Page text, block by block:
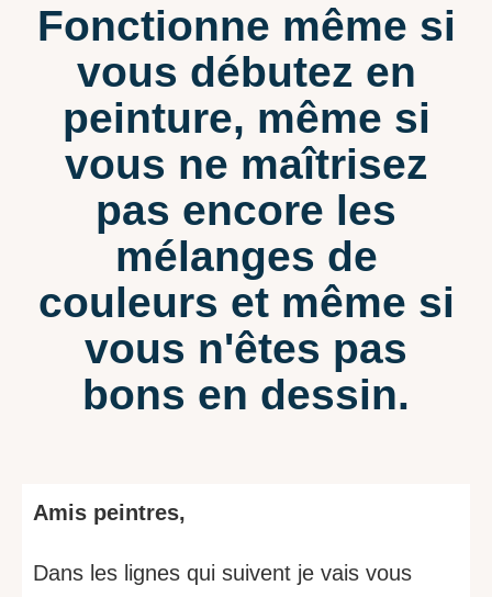
Fonctionne même si
vous débutez en
peinture, même si
vous ne maîtrisez
pas encore les
mélanges de
couleurs et même si
vous n'êtes pas
bons en dessin.
Amis peintres,
Dans les lignes qui suivent je vais vous